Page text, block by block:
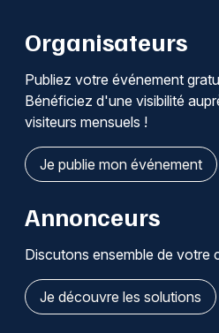
Organisateurs
Publiez votre événement
Bénéficiez d'une visibilité
visiteurs mensuels !
Je publie mon événement
Annonceurs
Discutons ensemble de votre
Je découvre les solutions